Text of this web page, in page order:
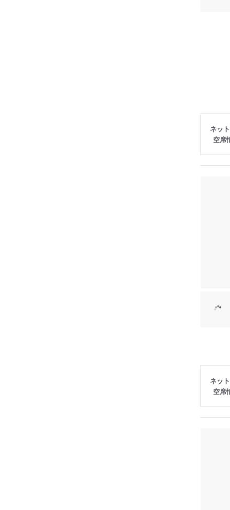
ネッ
空席
ネッ
空席